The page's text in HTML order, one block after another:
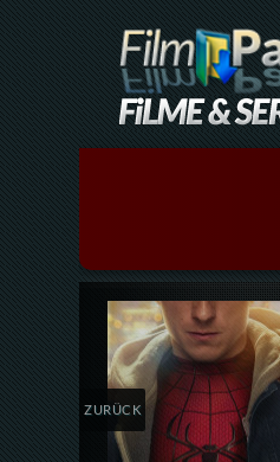
Details,Play
ZURÜCK